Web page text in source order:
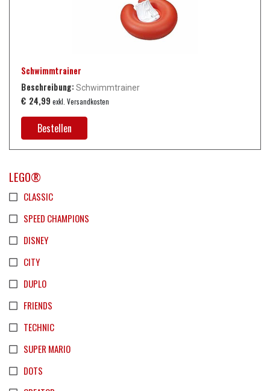
LEGO®
CLASSIC
SPEED CHAMPIONS
DISNEY
CITY
DUPLO
FRIENDS
TECHNIC
SUPER MARIO
DOTS
Schwimmtrainer
Beschreibung: Schwimmtrainer
€ 24,99 exkl. Versandkosten
Bestellen